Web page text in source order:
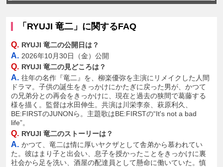
「RYUJI 竜二」に関するFAQ
Q. RYUJI 竜二の公開日は？
A. 2026年10月30日（金）公開
Q. RYUJI 竜二の見どころは？
A. 往年の名作『竜二』を、柳楽優弥を主演にリメイクした人間
ドラマ。子供の誕生をきっかけにかたぎに戻った男が、かつて
の兄弟分との再会をきっかけに、現在と過去の狭間で葛藤する
様を描く。監督は水田伸生。共演は川栄李奈、萩原利久、
BE:FIRSTのJUNONら。主題歌はBE:FIRSTの“It's not a bad
life”。
Q. RYUJI 竜二のストーリーは？
A. かつて、竜二は情に厚いヤクザとして舎弟から慕われてい
た。彼はまり子と出会い、息子を授かったことをきっかけに裏
社会から足を洗い、酒屋の配達員として懸命に働いていた。慎